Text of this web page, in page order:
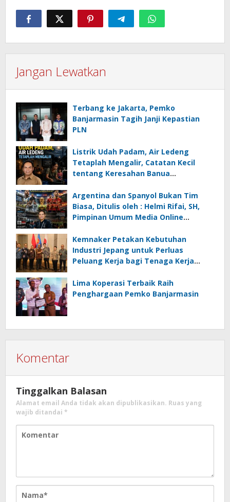
Jangan Lewatkan
Terbang ke Jakarta, Pemko
Banjarmasin Tagih Janji Kepastian
PLN
Listrik Udah Padam, Air Ledeng
Tetaplah Mengalir, Catatan Kecil
tentang Keresahan Banua
Ancaman Lingkungan, Oleh : Helmi
Rifai, SH
Argentina dan Spanyol Bukan Tim
Biasa, Ditulis oleh : Helmi Rifai, SH,
Pimpinan Umum Media Online
Kemnaker Petakan Kebutuhan
Industri Jepang untuk Perluas
Peluang Kerja bagi Tenaga Kerja
Lima Koperasi Terbaik Raih
Penghargaan Pemko Banjarmasin
Komentar
Tinggalkan Balasan
Alamat email Anda tidak akan dipublikasikan. Ruas yang
wajib ditandai *